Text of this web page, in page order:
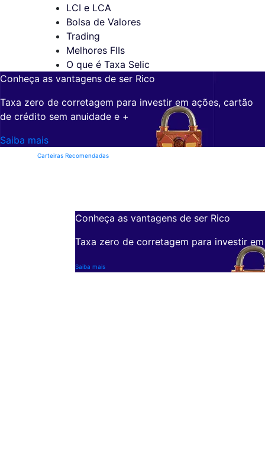
LCI e LCA
Bolsa de Valores
Trading
Melhores FIIs
O que é Taxa Selic
Conheça as vantagens de ser Rico
Taxa zero de corretagem para investir em ações, cartão
de crédito sem anuidade e +
Saiba mais
Carteiras Recomendadas
Conheça as vantagens de ser Rico
Taxa zero de corretagem para investir
Saiba mais